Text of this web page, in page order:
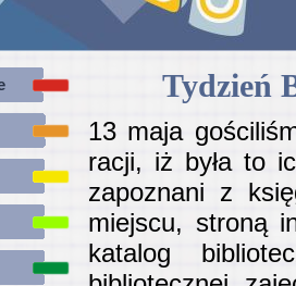
Tydzień
13 maja
racji, iż była to
zapoznani z
miejscu, stroną
katalog